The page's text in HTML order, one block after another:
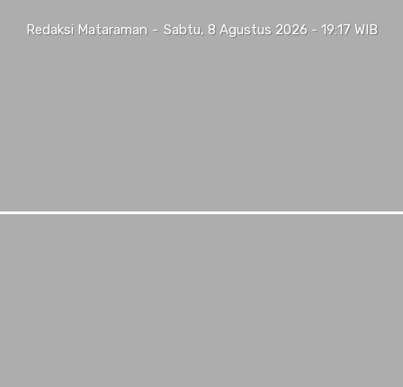
Redaksi Mataraman - Sabtu, 8 Agustus 2026 - 19:17 WIB